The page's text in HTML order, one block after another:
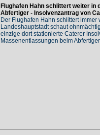
Flughafen Hahn schlittert weiter in
Abfertiger - Insolvenzantrag von
Der Flughafen Hahn schlittert
Landeshauptstadt schaut
einzige dort stationierte Caterer
Massenentlassungen beim